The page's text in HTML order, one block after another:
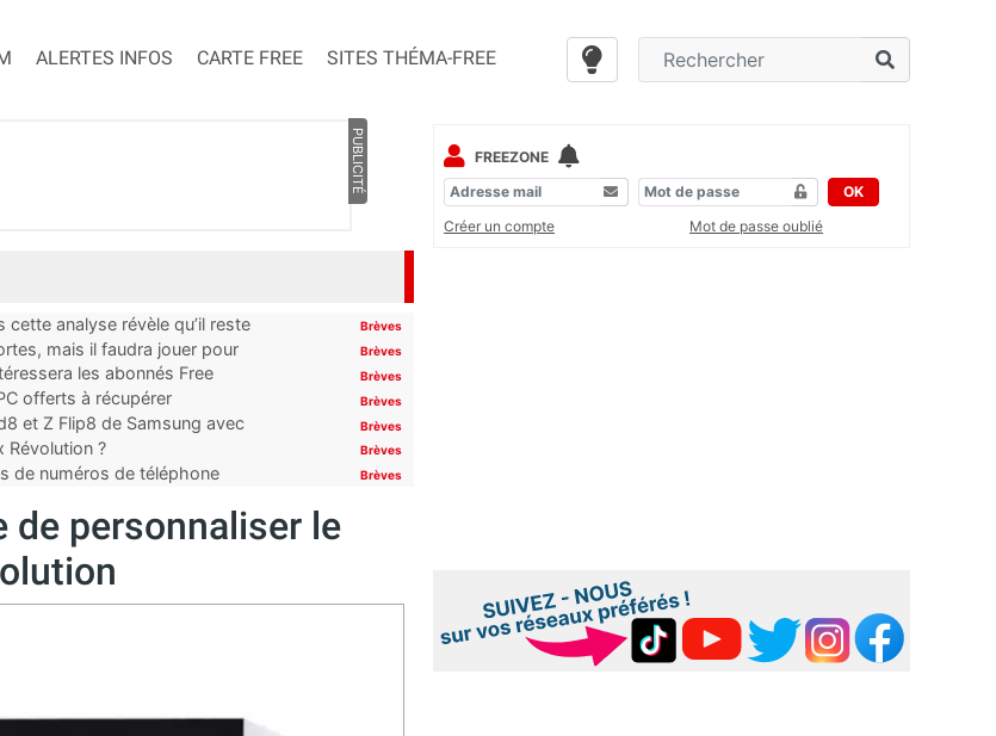
ALERTES INFOS CARTE FREE SITES THÉMA-FREE
PUBLICITÉ
analyse révèle qu’il reste
Brèves
mais il faudra jouer pour
Brèves
les abonnés Free
Brèves
offerts à récupérer Brèves
et Z Flip8 de Samsung avec
Brèves
Révolution ? Brèves
de numéros de téléphone
Brèves
de personnaliser le
FREEZONE
OK
Créer un compte
Mot de passe oublié